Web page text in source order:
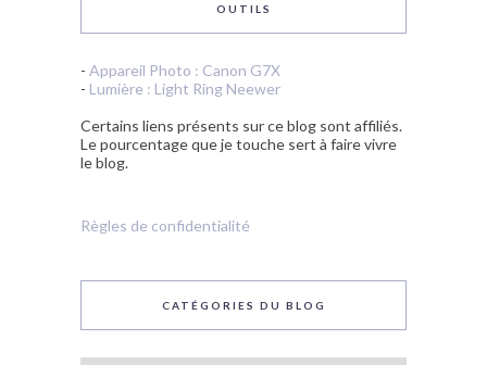
OUTILS
- Appareil Photo : Canon G7X
- Lumière : Light Ring Neewer
Certains liens présents sur ce blog sont affiliés.
Le pourcentage que je touche sert à faire vivre
le blog.
Règles de confidentialité
CATÉGORIES DU BLOG